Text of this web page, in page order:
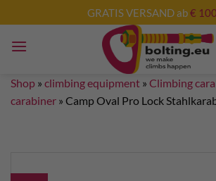
to
content
GRATIS VERSAND ab€
Shop » climbing equipment » Climbing
carabiner » Camp Oval Pro Lock